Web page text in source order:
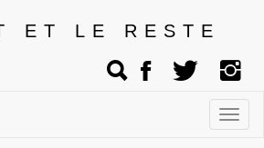
ET LE RESTE